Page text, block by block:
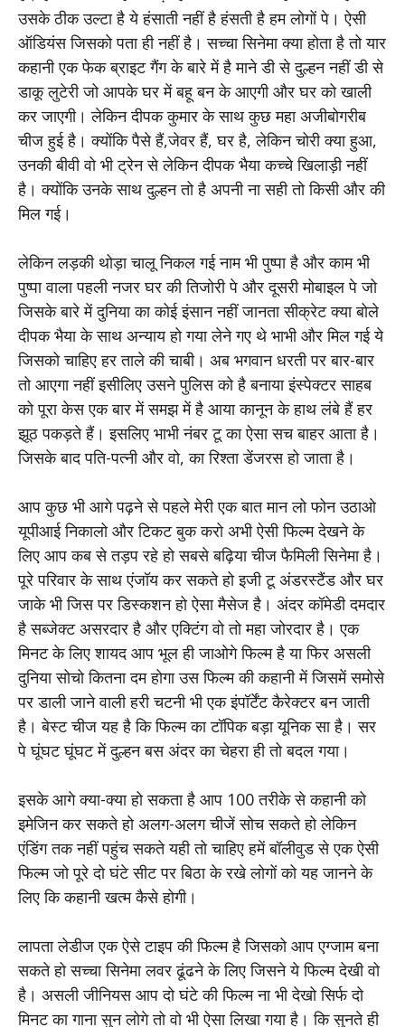
उसके ठीक उल्टा है ये हंसाती नहीं है हंसती है हम लोगों पे। ऐसी
ऑडियंस जिसको पता ही नहीं है। सच्चा सिनेमा क्या होता है तो यार
कहानी एक फेक ब्राइट गैंग के बारे में है माने डी से दुल्हन नहीं डी से
डाकू लुटेरी जो आपके घर में बहू बन के आएगी और घर को खाली
कर जाएगी। लेकिन दीपक कुमार के साथ कुछ महा अजीबोगरीब
चीज हुई है। क्योंकि पैसे हैं,जेवर हैं, घर है, लेकिन चोरी क्या हुआ,
उनकी बीवी वो भी ट्रेन से लेकिन दीपक भैया कच्चे खिलाड़ी नहीं
है। क्योंकि उनके साथ दुल्हन तो है अपनी ना सही तो किसी और की
मिल गई।
लेकिन लड़की थोड़ा चालू निकल गई नाम भी पुष्पा है और काम भी
पुष्पा वाला पहली नजर घर की तिजोरी पे और दूसरी मोबाइल पे जो
जिसके बारे में दुनिया का कोई इंसान नहीं जानता सीक्रेट क्या बोले
दीपक भैया के साथ अन्याय हो गया लेने गए थे भाभी और मिल गई ये
जिसको चाहिए हर ताले की चाबी। अब भगवान धरती पर बार-बार
तो आएगा नहीं इसीलिए उसने पुलिस को है बनाया इंस्पेक्टर साहब
को पूरा केस एक बार में समझ में है आया कानून के हाथ लंबे हैं हर
झूठ पकड़ते हैं। इसलिए भाभी नंबर टू का ऐसा सच बाहर आता है।
जिसके बाद पति-पत्नी और वो, का रिश्ता डेंजरस हो जाता है।
आप कुछ भी आगे पढ़ने से पहले मेरी एक बात मान लो फोन उठाओ
यूपीआई निकालो और टिकट बुक करो अभी ऐसी फिल्म देखने के
लिए आप कब से तड़प रहे हो सबसे बढ़िया चीज फैमिली सिनेमा है।
पूरे परिवार के साथ एंजॉय कर सकते हो इजी टू अंडरस्टैंड और घर
जाके भी जिस पर डिस्कशन हो ऐसा मैसेज है। अंदर कॉमेडी दमदार
है सब्जेक्ट असरदार है और एक्टिंग वो तो महा जोरदार है। एक
मिनट के लिए शायद आप भूल ही जाओगे फिल्म है या फिर असली
दुनिया सोचो कितना दम होगा उस फिल्म की कहानी में जिसमें समोसे
पर डाली जाने वाली हरी चटनी भी एक इंपॉर्टेंट कैरेक्टर बन जाती
है। बेस्ट चीज यह है कि फिल्म का टॉपिक बड़ा यूनिक सा है। सर
पे घूंघट घूंघट में दुल्हन बस अंदर का चेहरा ही तो बदल गया।
इसके आगे क्या-क्या हो सकता है आप 100 तरीके से कहानी को
इमेजिन कर सकते हो अलग-अलग चीजें सोच सकते हो लेकिन
एंडिंग तक नहीं पहुंच सकते यही तो चाहिए हमें बॉलीवुड से एक ऐसी
फिल्म जो पूरे दो घंटे सीट पर बिठा के रखे लोगों को यह जानने के
लिए कि कहानी खत्म कैसे होगी।
लापता लेडीज एक ऐसे टाइप की फिल्म है जिसको आप एग्जाम बना
सकते हो सच्चा सिनेमा लवर ढूंढने के लिए जिसने ये फिल्म देखी वो
है। असली जीनियस आप दो घंटे की फिल्म ना भी देखो सिर्फ दो
मिनट का गाना सुन लोगे तो वो भी ऐसा लिखा गया है। कि सुनते ही